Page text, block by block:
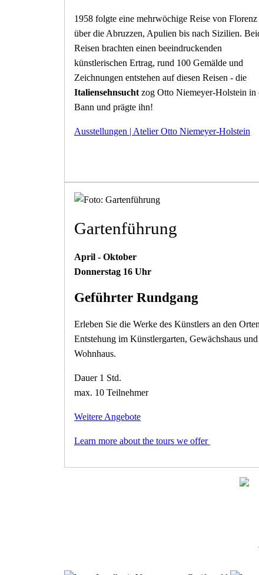
1958 folgte eine mehrwöchige Reise von Florenz
über die Abruzzen, Apulien bis nach Sizilien.
Reisen brachten einen beeindruckenden
künstlerischen Ertrag, rund 100 Gemälde und
Zeichnungen entstehen auf diesen Reisen - die
Italiensehnsucht zog Otto Niemeyer-Holstein in
Bann und prägte ihn!
Ausstellungen | Atelier Otto Niemeyer-Holstein
Gartenführung
April - Oktober
Donnerstag 16 Uhr
Geführter Rundgang
Erleben Sie die Werke des Künstlers an den
Entstehung im Künstlergarten, Gewächshaus und
Wohnhaus.
Dauer 1 Std.
max. 10 Teilnehmer
Weitere Angebote
Learn more about the tours we offer